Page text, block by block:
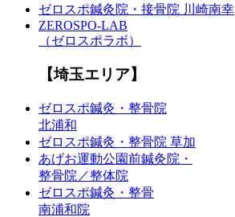
ゼロスポ鍼灸院・接骨院 川崎南幸
ZEROSPO-LAB
（ゼロスポラボ）
【埼玉エリア】
ゼロスポ鍼灸・整骨院
北浦和
ゼロスポ鍼灸・整骨院 草加
あげお運動公園前鍼灸院・
整骨院／整体院
ゼロスポ鍼灸・整骨
南浦和院